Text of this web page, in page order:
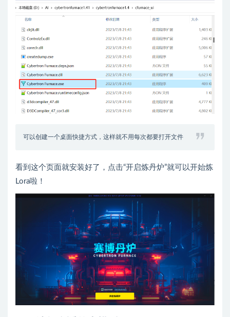
可以创建一个桌面快捷方式，这样就不用每次都要打开文件
看到这个页面就安装好了，点击“开启炼丹炉”就可以开始炼
Lora啦！